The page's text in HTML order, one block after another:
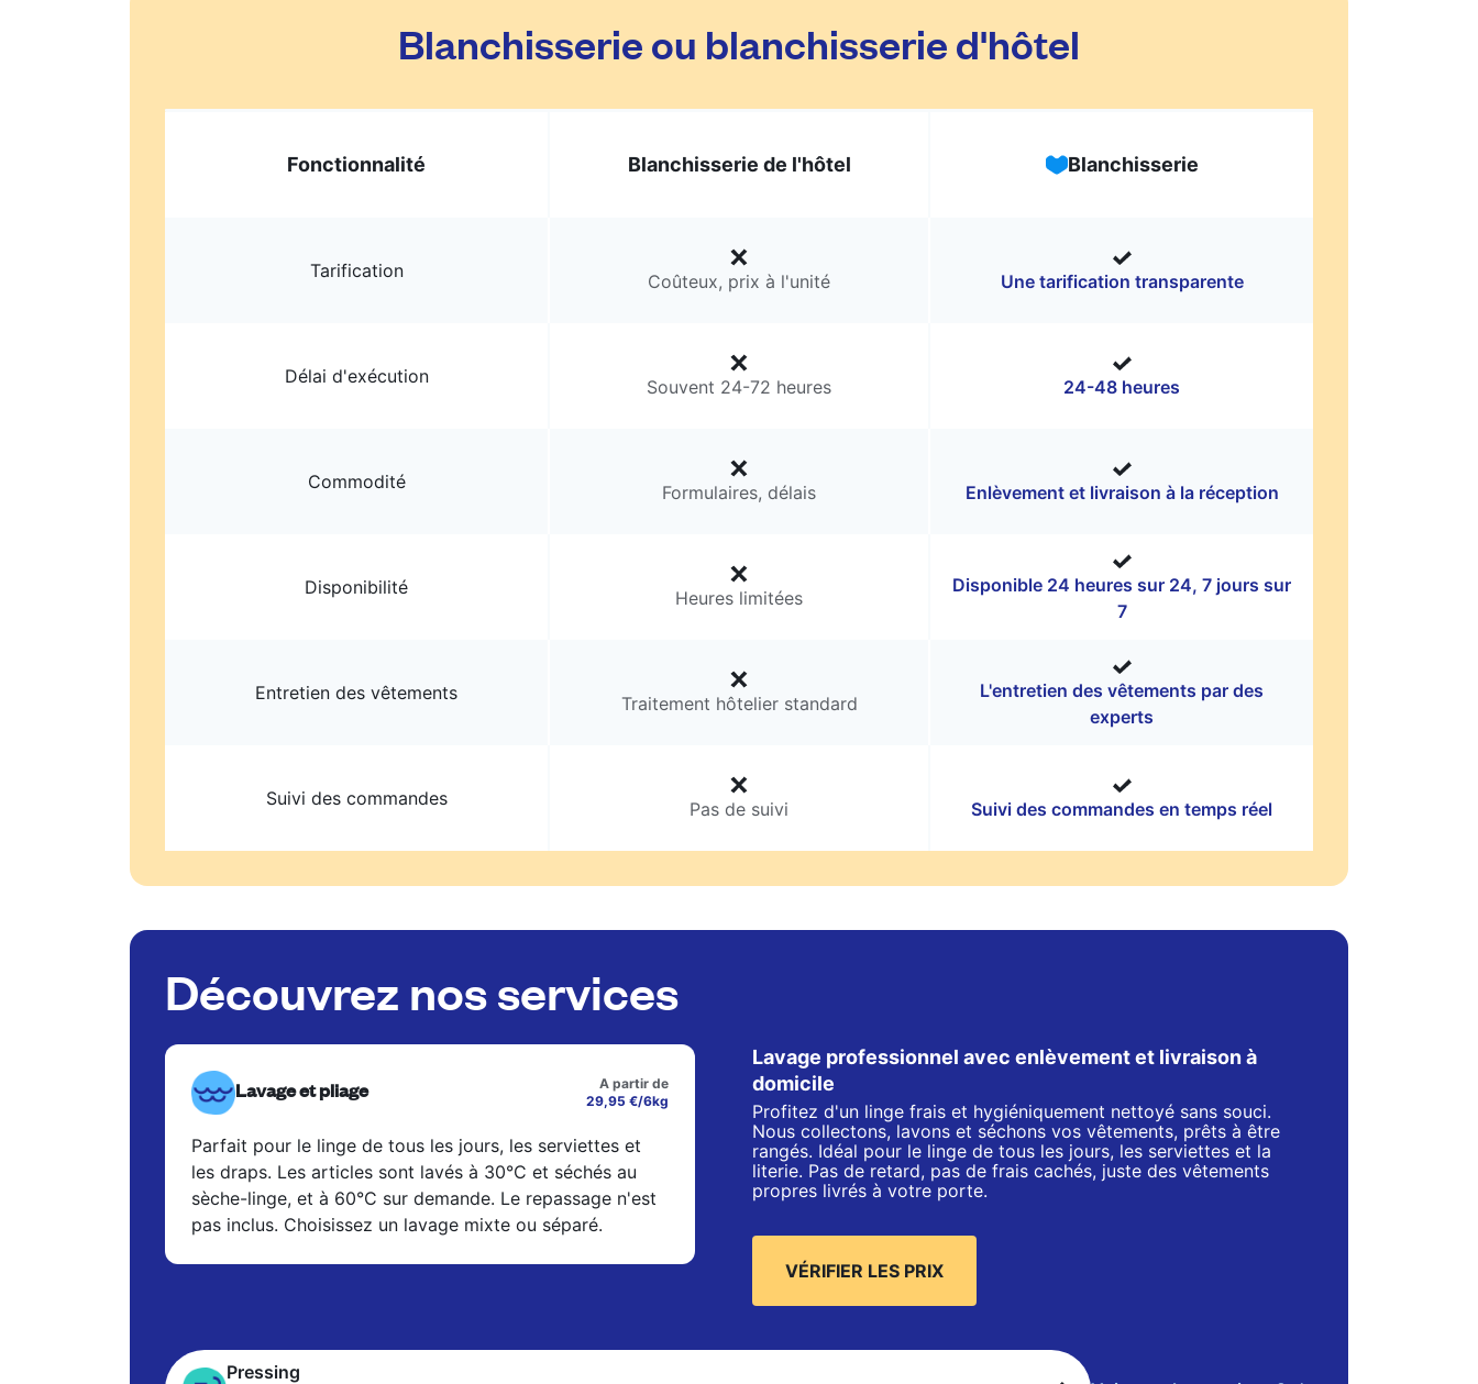
Blanchisserie ou blanchisserie d'hôtel
Fonctionnalité Blanchisserie de l'hôtel Blanchisserie
Tarification Coûteux, prix à l'unité Une tarification transparente
Délai d'exécution Souvent 24-72 heures 24-48 heures
Commodité Formulaires, délais Enlèvement et livraison à la réception
Disponibilité Heures limitées
Disponible 24 heures sur 24, 7 jours sur
7
Entretien des vêtements Traitement hôtelier standard
L'entretien des vêtements par des
experts
Suivi des commandes Pas de suivi Suivi des commandes en temps réel
Découvrez nos services
Lavage et pliage
A partir de
29,95 €/6kg
Parfait pour le linge de tous les jours, les serviettes et
les draps. Les articles sont lavés à 30°C et séchés au
sèche-linge, et à 60°C sur demande. Le repassage n'est
pas inclus. Choisissez un lavage mixte ou séparé.
Lavage professionnel avec enlèvement et livraison à
domicile
Profitez d'un linge frais et hygiéniquement nettoyé sans souci.
Nous collectons, lavons et séchons vos vêtements, prêts à être
rangés. Idéal pour le linge de tous les jours, les serviettes et la
literie. Pas de retard, pas de frais cachés, juste des vêtements
propres livrés à votre porte.
VÉRIFIER LES PRIX
Pressing